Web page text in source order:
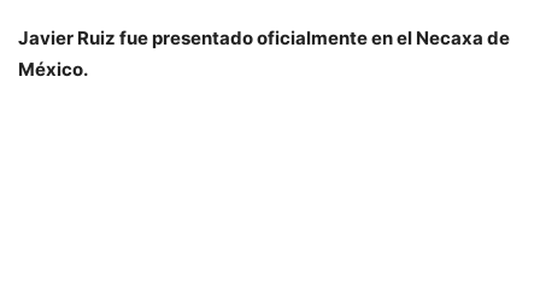
Javier Ruiz fue presentado oficialmente en el Necaxa de
México.